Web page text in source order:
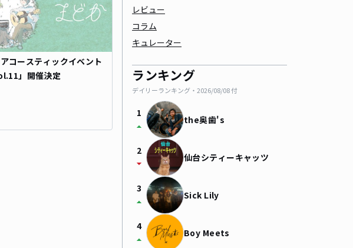
コースティックイベント
」開催決定
レビュー
コラム
キュレーター
ランキング
デイリーランキング・ 2026/08/08付
1
arrow_drop_up the奥歯's
2
arrow_drop_down 仙台シティーキャッツ
3
arrow_drop_up Sick Lily
4
arrow_drop_up Boy Meets